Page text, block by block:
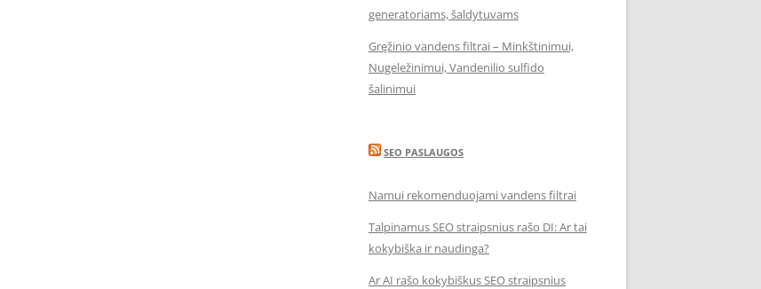
generatoriams, šaldytuvams
Gręžinio vandens filtrai – Minkštinimui,
Nugeležinimui, Vandenilio sulfido
šalinimui
SEO PASLAUGOS
Namui rekomenduojami vandens filtrai
Talpinamus SEO straipsnius rašo DI: Ar tai
kokybiška ir naudinga?
Ar AI rašo kokybiškus SEO straipsnius